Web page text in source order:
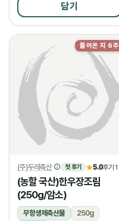
담기
들어온 지 6주
(주)두레축산 첫 후기 ★5.0후기 1
(농할 국산)한우장조림
(250g/암소)
무항생제축산물
250g